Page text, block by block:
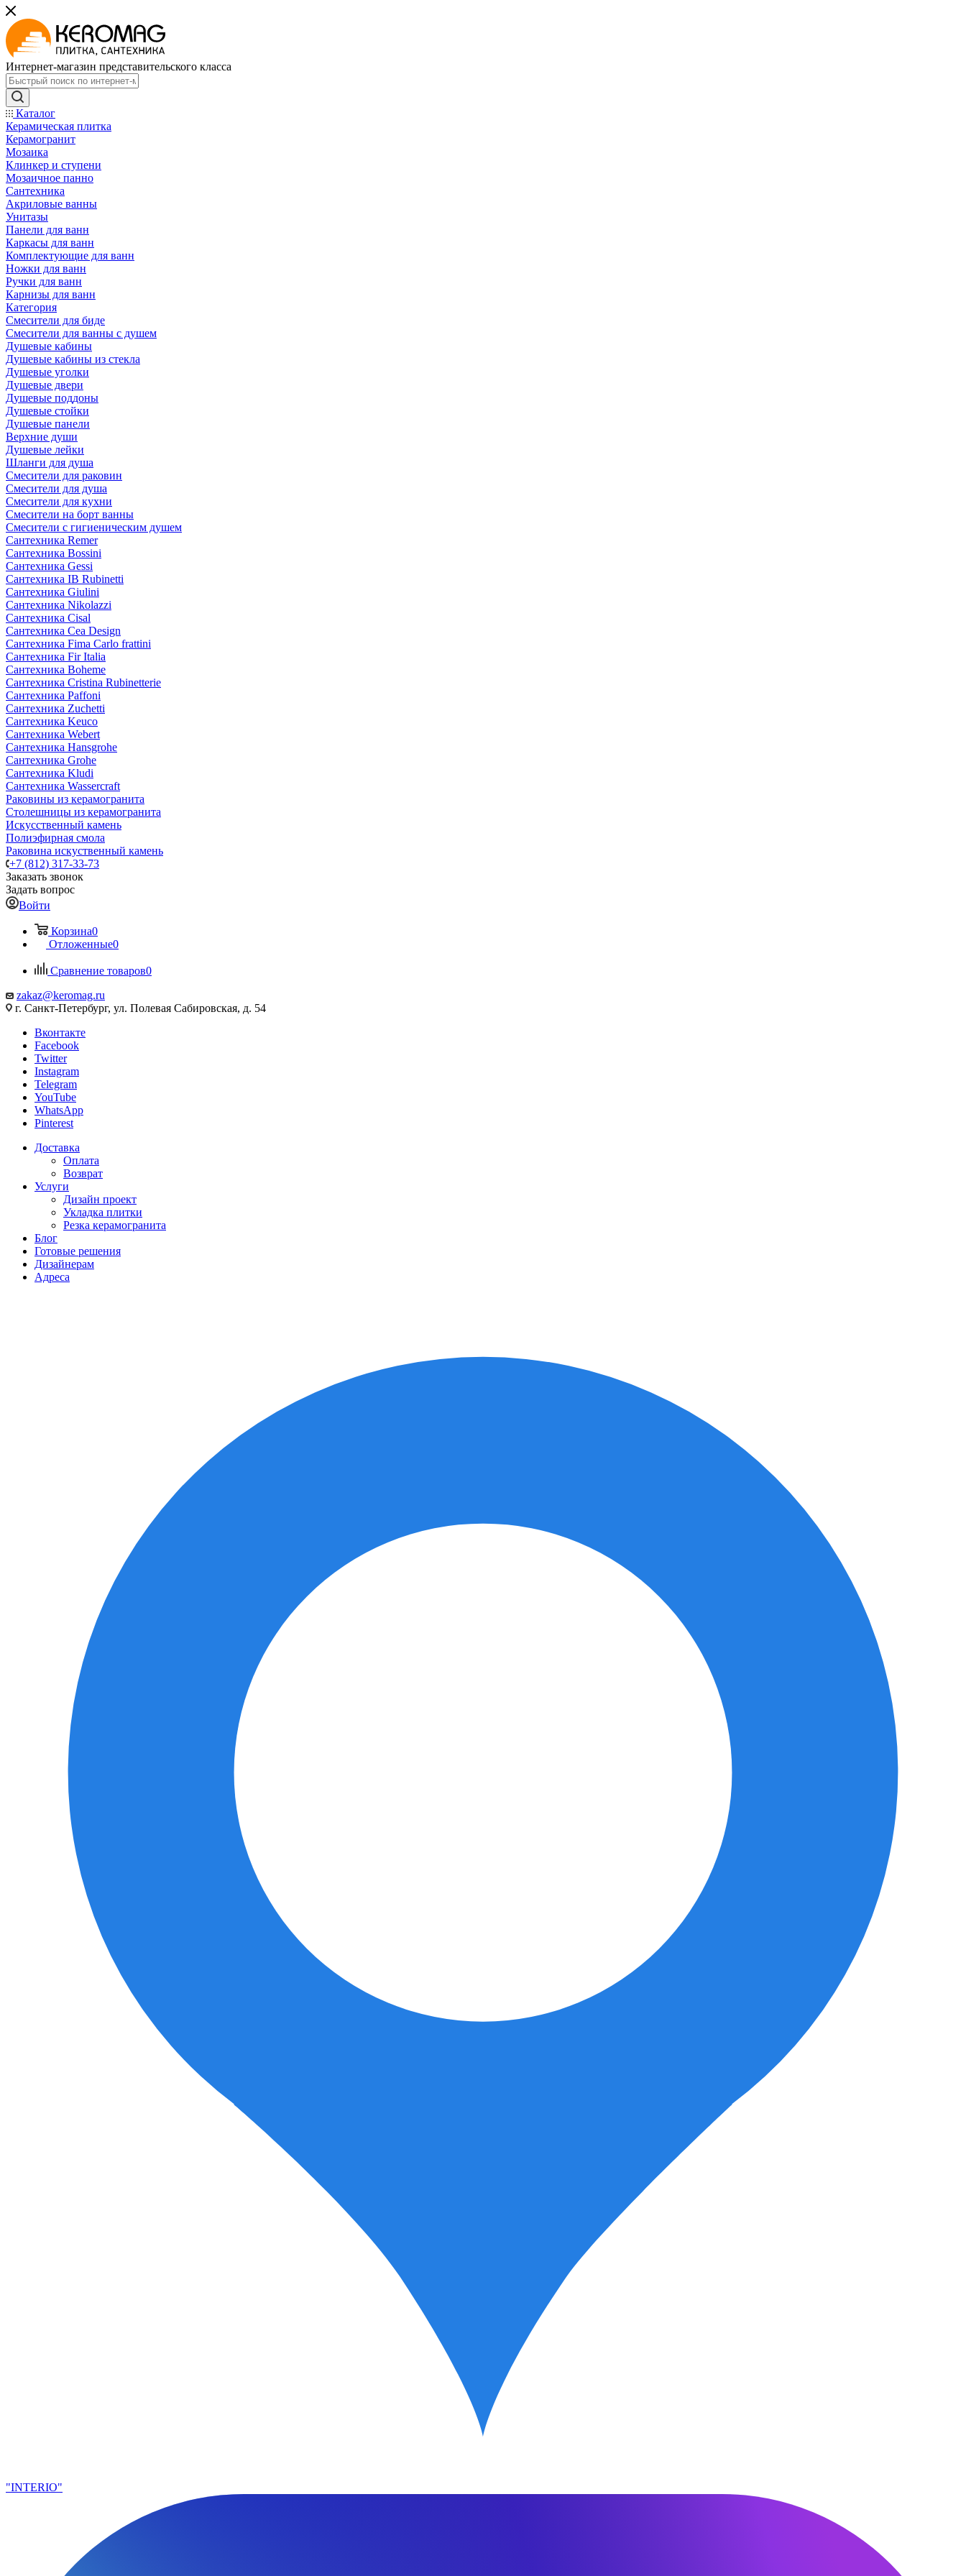
Интернет-магазин представительского класса
Каталог
Керамическая плитка
Керамогранит
Мозаика
Клинкер и ступени
Мозаичное панно
Сантехника
Акриловые ванны
Унитазы
Панели для ванн
Каркасы для ванн
Комплектующие для ванн
Ножки для ванн
Ручки для ванн
Карнизы для ванн
Категория
Смесители для биде
Смесители для ванны с душем
Душевые кабины
Душевые кабины из стекла
Душевые уголки
Душевые двери
Душевые поддоны
Душевые стойки
Душевые панели
Верхние души
Душевые лейки
Шланги для душа
Смесители для раковин
Смесители для душа
Смесители для кухни
Смесители на борт ванны
Смесители с гигиеническим душем
Сантехника Remer
Сантехника Bossini
Сантехника Gessi
Сантехника IB Rubinetti
Сантехника Giulini
Сантехника Nikolazzi
Сантехника Cisal
Сантехника Cea Design
Сантехника Fima Carlo frattini
Сантехника Fir Italia
Сантехника Boheme
Сантехника Cristina Rubinetterie
Сантехника Paffoni
Сантехника Zuchetti
Сантехника Keuco
Сантехника Webert
Сантехника Hansgrohe
Сантехника Grohe
Сантехника Kludi
Сантехника Wassercraft
Раковины из керамогранита
Столешницы из керамогранита
Искусственный камень
Полиэфирная смола
Раковина искуственный камень
+7 (812) 317-33-73
Заказать звонок
Задать вопрос
Войти
Корзина0
Отложенные0
Сравнение товаров0
zakaz@keromag.ru
г. Санкт-Петербург, ул. Полевая Сабировская, д. 54
Вконтакте
Facebook
Twitter
Instagram
Telegram
YouTube
WhatsApp
Pinterest
Доставка
Оплата
Возврат
Услуги
Дизайн проект
Укладка плитки
Резка керамогранита
Блог
Готовые решения
Дизайнерам
Адреса
"INTERIO"